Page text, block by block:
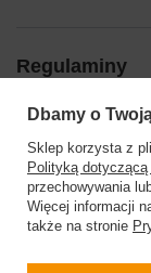
Regulaminy
Pomoc
504199123
Dbamy o
Sklep korzysta z
Polityką
przechowywania
Więcej informacji
także na stronie